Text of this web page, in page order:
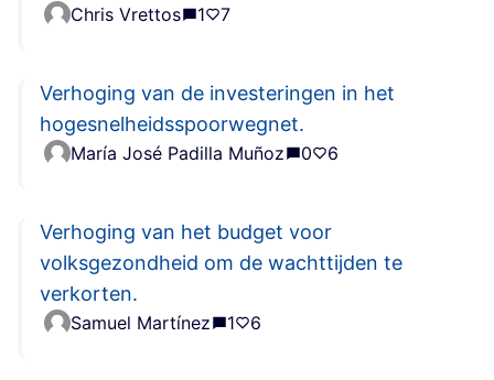
Chris Vrettos 1 7
Verhoging van de investeringen in het
hogesnelheidsspoorwegnet.
María José Padilla Muñoz 0 6
Verhoging van het budget voor
volksgezondheid om de wachttijden te
verkorten.
Samuel Martínez 1 6